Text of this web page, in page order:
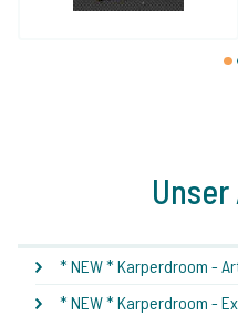
1
* NEW * Karperdroom -
* NEW * Karperdroom -